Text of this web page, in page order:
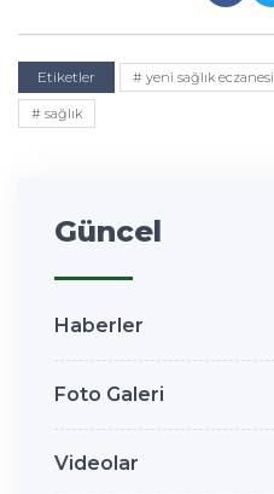
Etiketler # yeni sağlık eczanesi
# sağlık
Güncel
Haberler
Foto Galeri
Videolar